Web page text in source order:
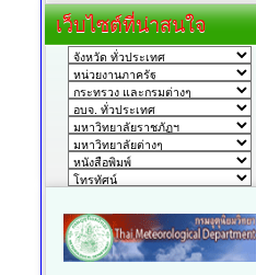
ข้อมูลเชิงสถิติการให้บริการ
เว็บไซต์ที่น่าสนใจ